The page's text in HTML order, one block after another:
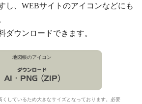
し、WEBサイトのアイコンなどにも
ダウンロードできます。
地図帳のアイコン
しているため大きなサイズとなっております。必要